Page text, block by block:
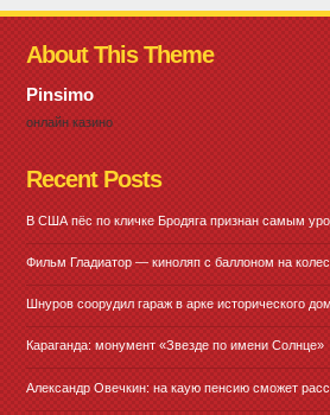
About This Theme
Pinsimo
онлайн казино
Recent Posts
В США пёс по кличке Бродяга признан самым
Фильм Гладиатор — киноляп с баллоном на
Шнуров соорудил гараж в арке исторического
Караганда: монумент «Звезде по имени Солнце»
Александр Овечкин: на каую пенсию сможет